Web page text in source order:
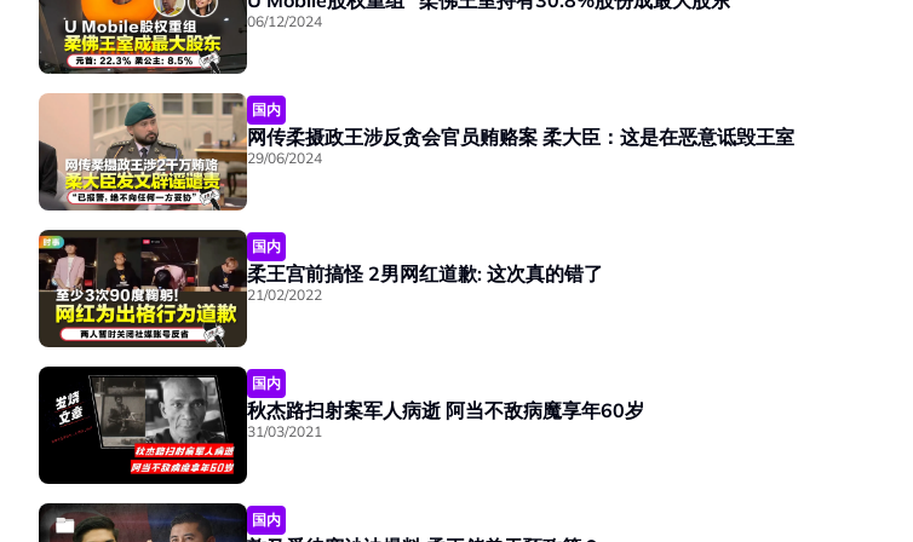
06/12/2024
国内
网传柔摄政王涉反贪会官员贿赂案 柔大臣：这是在恶意诋毁王室
29/06/2024
国内
柔王宫前搞怪 2男网红道歉: 这次真的错了
21/02/2022
国内
秋杰路扫射案军人病逝 阿当不敌病魔享年60岁
31/03/2021
国内